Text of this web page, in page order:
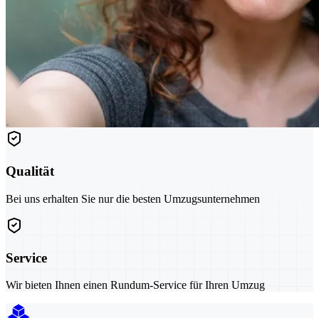
Qualität
Bei uns erhalten Sie nur die besten Umzugsunternehmen
Service
Wir bieten Ihnen einen Rundum-Service für Ihren Umzug